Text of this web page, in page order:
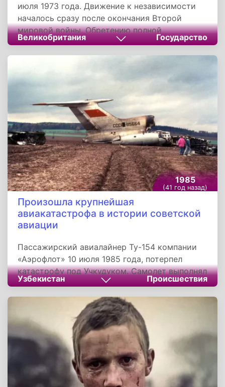
июля 1973 года. Движение к независимости
началось сразу после окончания Второй
мировой войны. Обретению полной
независимости предшествовало получение
внутреннего самоуправления. Багамские
Острова входят в Британское Содружество.
Главой государства является королева
Великобритании. Ее официально представляет
генерал-губернатор, назначаемый по
рекомендации премьер-министра и кабинета.
Великобритания Государство
1985
(41 год назад)
Произошла крупнейшая
авиакатастрофа в истории советской
авиации
Пассажирский авиалайнер Ту-154 компании
«Аэрофлот» 10 июля 1985 года, потерпел
катастрофу под Учкудуком. Самолет выполнял
регулярный рейс по маршруту Карши-Уфа-
Ленинград, но через 46 минут после взлета,
набрав высоту 11 600 метров, потерял
скорость, свалился в плоский штопор и
рухнул на землю вблизи аула Кокпатас в 68
километрах северо-восточнее Учкудука.
Погибли все находившиеся на его борту 200
человек - 191 пассажир и 9 членов экипажа.
Узбекистан Происшествия